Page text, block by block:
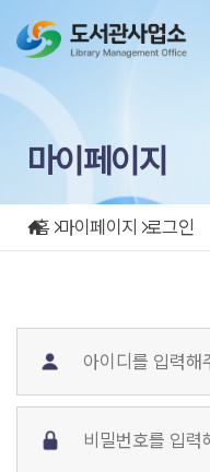
마이페이지
홈 마이페이지 로그인